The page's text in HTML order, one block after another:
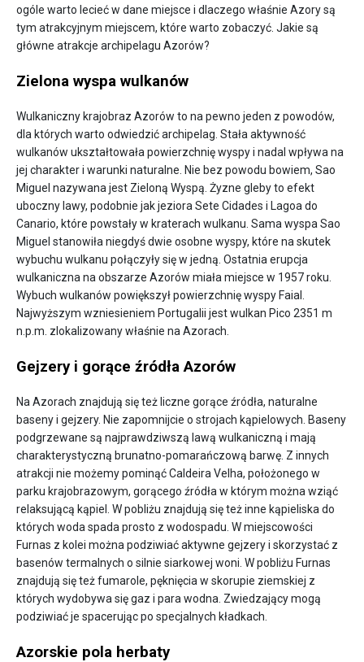
ogóle warto lecieć w dane miejsce i dlaczego właśnie Azory są
tym atrakcyjnym miejscem, które warto zobaczyć. Jakie są
główne atrakcje archipelagu Azorów?
Zielona wyspa wulkanów
Wulkaniczny krajobraz Azorów to na pewno jeden z powodów,
dla których warto odwiedzić archipelag. Stała aktywność
wulkanów ukształtowała powierzchnię wyspy i nadal wpływa na
jej charakter i warunki naturalne. Nie bez powodu bowiem, Sao
Miguel nazywana jest Zieloną Wyspą. Żyzne gleby to efekt
uboczny lawy, podobnie jak jeziora Sete Cidades i Lagoa do
Canario, które powstały w kraterach wulkanu. Sama wyspa Sao
Miguel stanowiła niegdyś dwie osobne wyspy, które na skutek
wybuchu wulkanu połączyły się w jedną. Ostatnia erupcja
wulkaniczna na obszarze Azorów miała miejsce w 1957 roku.
Wybuch wulkanów powiększył powierzchnię wyspy Faial.
Najwyższym wzniesieniem Portugalii jest wulkan Pico 2351 m
n.p.m. zlokalizowany właśnie na Azorach.
Gejzery i gorące źródła Azorów
Na Azorach znajdują się też liczne gorące źródła, naturalne
baseny i gejzery. Nie zapomnijcie o strojach kąpielowych. Baseny
podgrzewane są najprawdziwszą lawą wulkaniczną i mają
charakterystyczną brunatno-pomarańczową barwę. Z innych
atrakcji nie możemy pominąć Caldeira Velha, położonego w
parku krajobrazowym, gorącego źródła w którym można wziąć
relaksującą kąpiel. W pobliżu znajdują się też inne kąpieliska do
których woda spada prosto z wodospadu. W miejscowości
Furnas z kolei można podziwiać aktywne gejzery i skorzystać z
basenów termalnych o silnie siarkowej woni. W pobliżu Furnas
znajdują się też fumarole, pęknięcia w skorupie ziemskiej z
których wydobywa się gaz i para wodna. Zwiedzający mogą
podziwiać je spacerując po specjalnych kładkach.
Azorskie pola herbaty